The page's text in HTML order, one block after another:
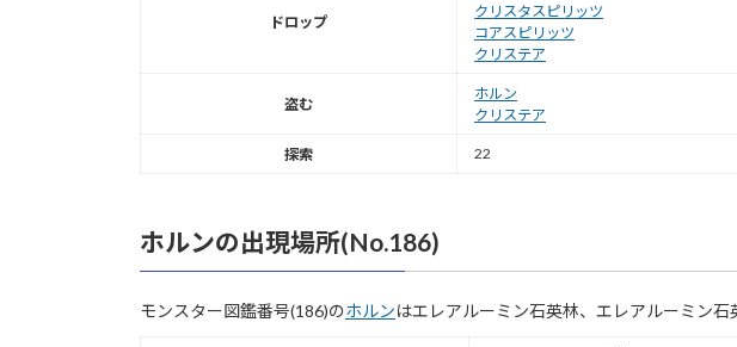
ドロップ
クリスタスピリッツ
コアスピリッツ
クリステア
盗む
ホルン
クリステア
探索 22
ホルンの出現場所(No.186)
モンスター図鑑番号(186)のホルンはエレアルーミン石英林、エレアルーミン石